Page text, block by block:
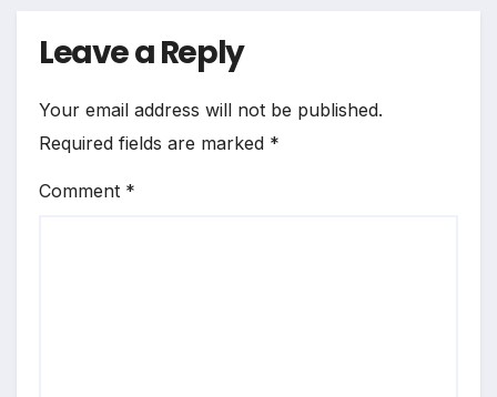
Leave a Reply
Your email address will not be published.
Required fields are marked *
Comment *